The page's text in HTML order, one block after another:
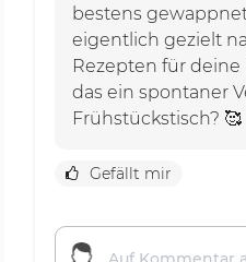
bestens
eigentlich gezielt
Rezepten für
das ein spontaner
Frühstückstisch? 🥰
Gefällt mir